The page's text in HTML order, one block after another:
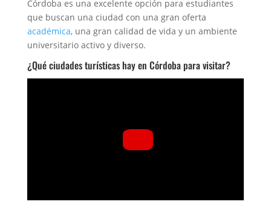
Córdoba es una excelente opción para estudiantes
que buscan una ciudad con una gran oferta
académica, una gran calidad de vida y un ambiente
universitario activo y diverso.
¿Qué ciudades turísticas hay en Córdoba para visitar?